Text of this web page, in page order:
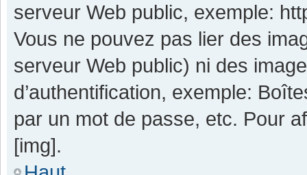
serveur Web public, exemple:
Vous ne pouvez pas lier des
serveur Web public) ni des
d’authentification, exemple:
par un mot de passe, etc. Pour
[img].